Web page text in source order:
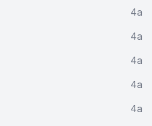
4a
4a
4a
4a
4a